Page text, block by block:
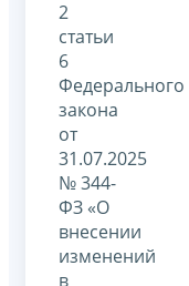
2
статьи
6
Федерального
закона
от
31.07.2025
№ 344-
ФЗ «О
внесении
изменений
в